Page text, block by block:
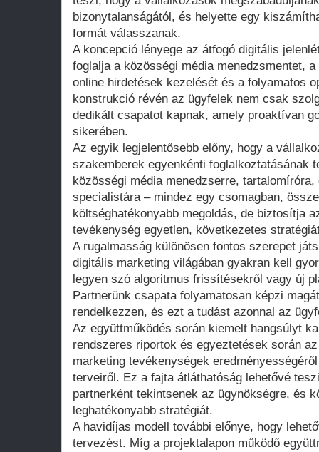
bizonytalanságától, és helyette egy
formát válasszanak.
A koncepció lényege az átfogó digitális
foglalja a közösségi média menedzsmentet,
online hirdetések kezelését és a folyamatos
konstrukció révén az ügyfelek nem csak
dedikált csapatot kapnak, amely proaktívan
sikerében.
Az egyik legjelentősebb előny, hogy a
szakemberek egyenkénti foglalkoztatásának
közösségi média menedzserre,
specialistára – mindez egy csomagban,
költséghatékonyabb megoldás, de biztosítja
tevékenység egyetlen, következetes
A rugalmasság különösen fontos szerepet
digitális marketing világában gyakran kell
legyen szó algoritmus frissítésekről vagy új
Partnerünk csapata folyamatosan képzi
rendelkezzen, és ezt a tudást azonnal az
Az együttműködés során kiemelt hangsúlyt
rendszeres riportok és egyeztetések során
marketing tevékenységek
terveiről. Ez a fajta átláthatóság lehetővé
partnerként tekintsenek az ügynökségre, és
leghatékonyabb stratégiát.
A havidíjas modell további előnye, hogy
tervezést. Míg a projektalapon működő